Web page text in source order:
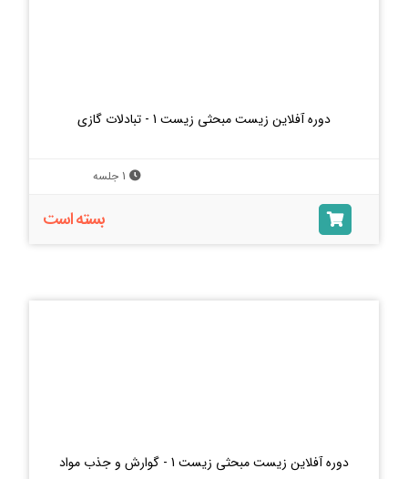
دوره آفلاین زیست مبحثی زیست 1 - تبادلات گازی
1 جلسه
بسته است
دوره آفلاین زیست مبحثی زیست 1 - گوارش و جذب مواد